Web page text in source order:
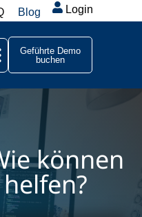
Blog Login
Geführte Demo
buchen
können